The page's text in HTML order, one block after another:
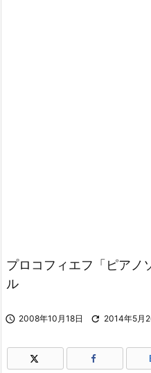
プロコフィエフ「ピアノ
ル
 2008年10月18日  2014年5月